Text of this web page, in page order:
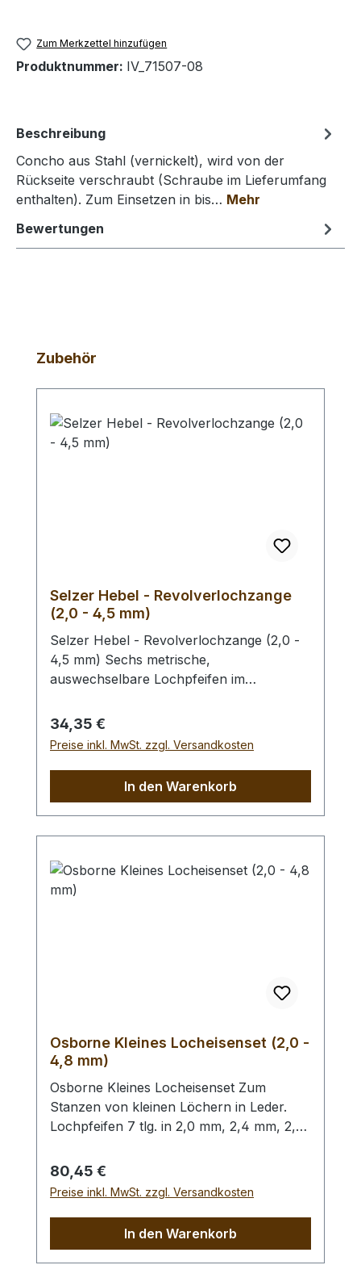
Zum Merkzettel hinzufügen
Produktnummer: IV_71507-08
Beschreibung
Concho aus Stahl (vernickelt), wird von der
Rückseite verschraubt (Schraube im Lieferumfang
enthalten). Zum Einsetzen in bis… Mehr
Bewertungen
Produktgalerie überspringen
Zubehör
Selzer Hebel - Revolverlochzange
(2,0 - 4,5 mm)
Selzer Hebel - Revolverlochzange (2,0 -
4,5 mm) Sechs metrische,
auswechselbare Lochpfeifen im
4,0 und 4,5 mm. Mit Sichtfenster für
gewählten Lochdurchmesser.
Automatischer Feststeller, Oberfläche
Kunststoffgriffen. Höchste Qualität,
patentrechtlich geschützt, hergestellt in
Remscheid / Deutschland. Mit der aktiven
Kraftersparnis von ca. 70 %. Zum Lochen
von Leder und ähnlichen starken und
Regulärer Preis:
34,35 €
Preise inkl. MwSt. zzgl. Versandkosten
In den Warenkorb
Osborne Kleines Locheisenset (2,0 -
4,8 mm)
Osborne Kleines Locheisenset Zum
Stanzen von kleinen Löchern in Leder.
Lochpfeifen 7 tlg. in 2,0 mm, 2,4 mm, 2,8
mm. Bitte benutzen Sie zum Schlagen
unbedingt einen geeigneten Hammer
(keinen Stahlhammer) und eine geeignete
eine Beschädigung des Werkzeugs
Regulärer Preis:
80,45 €
Preise inkl. MwSt. zzgl. Versandkosten
In den Warenkorb